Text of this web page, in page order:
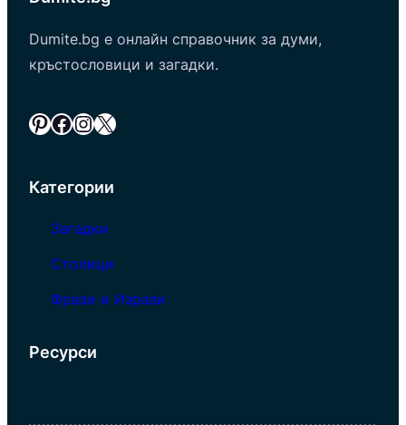
Dumite.bg е онлайн справочник за думи,
кръстословици и загадки.
Pinterest Facebook InstagramX
Категории
Загадки
Столици
Фрази и Изрази
Ресурси